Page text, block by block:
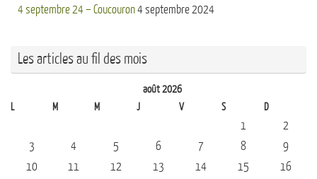
4 septembre 24 – Coucouron4 septembre 2024
Les articles au fil des mois
août 2026
L
M M J V S D
1
2
3
4 5 6 7 8
9
10
11 12 13 14 15
16